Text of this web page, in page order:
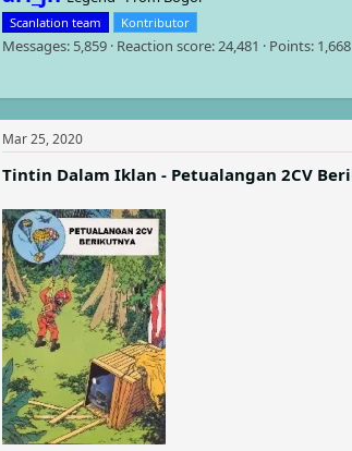
r
i
t
b
y
Scanlation team Kontributor
Messages 5,859 Reaction score 24,481 Points 1,668
Mar 25, 2020
Tintin Dalam Iklan - Petualangan 2CV